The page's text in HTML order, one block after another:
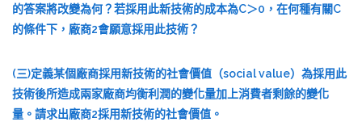
的答案將改變為何？若採用此新技術的成本為C＞0，在何種有關C
的條件下，廠商2會願意採用此技術？
(三)定義某個廠商採用新技術的社會價值（social value）為採用此
技術後所造成兩家廠商均衡利潤的變化量加上消費者剩餘的變化
量。請求出廠商2採用新技術的社會價值。